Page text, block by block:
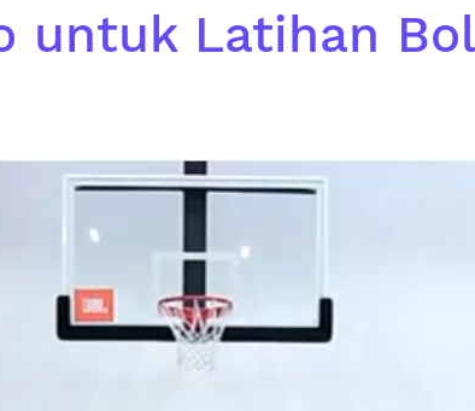
untuk Latihan